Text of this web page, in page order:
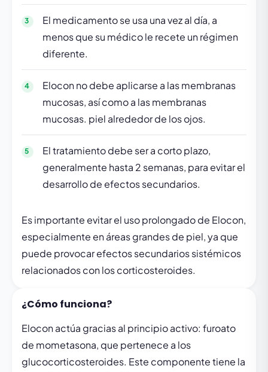
El medicamento se usa una vez al día, a
menos que su médico le recete un régimen
diferente.
Elocon no debe aplicarse a las membranas
mucosas, así como a las membranas
mucosas. piel alrededor de los ojos.
El tratamiento debe ser a corto plazo,
generalmente hasta 2 semanas, para evitar el
desarrollo de efectos secundarios.
Es importante evitar el uso prolongado de Elocon,
especialmente en áreas grandes de piel, ya que
puede provocar efectos secundarios sistémicos
relacionados con los corticosteroides.
¿Cómo funciona?
Elocon actúa gracias al principio activo: furoato
de mometasona, que pertenece a los
glucocorticosteroides. Este componente tiene la